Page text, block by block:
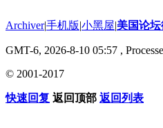
Archiver|手机版|小黑屋|美国论
GMT-6, 2026-8-10 05:57 ,
© 2001-2017
快速回复 返回顶部 返回列表